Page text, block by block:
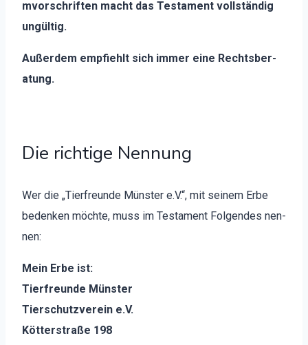
mvorschriften macht das Tes­ta­ment voll­ständig
ungültig.
Außer­dem emp­fiehlt sich immer eine Rechts­ber­
atung.
Die richtige Nennung
Wer die „Tier­fre­unde Mün­ster e.V.“, mit seinem Erbe
bedenken möchte, muss im Tes­ta­ment Fol­gen­des nen­
nen:
Mein Erbe ist:
Tier­fre­unde Mün­ster
Tier­schutzvere­in e.V.
Köt­ter­straße 198